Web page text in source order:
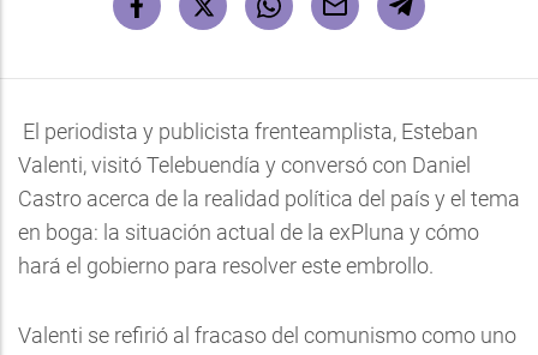
El periodista y publicista frenteamplista, Esteban
Valenti, visitó Telebuendía y conversó con Daniel
Castro acerca de la realidad política del país y el tema
en boga: la situación actual de la exPluna y cómo
hará el gobierno para resolver este embrollo.
Valenti se refirió al fracaso del comunismo como uno